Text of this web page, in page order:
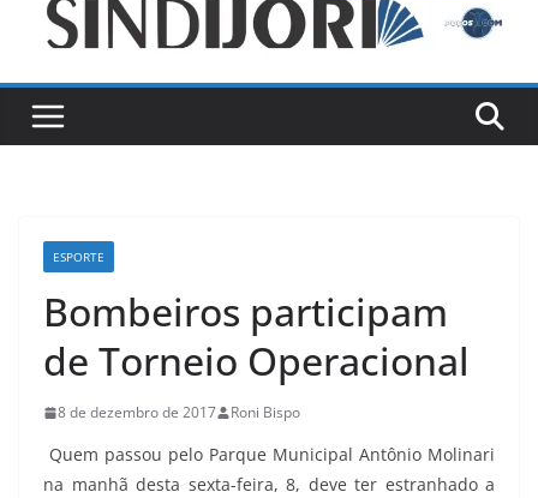
ESPORTE
Bombeiros participam
de Torneio Operacional
8 de dezembro de 2017 Roni Bispo
Quem passou pelo Parque Municipal Antônio Molinari
na manhã desta sexta-feira, 8, deve ter estranhado a